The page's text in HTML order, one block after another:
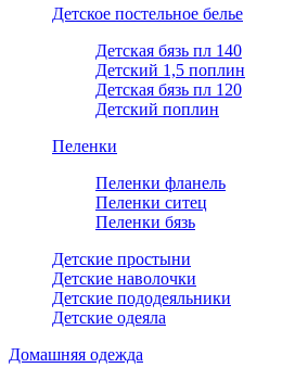
Детское постельное белье
Детская бязь пл 140
Детский 1,5 поплин
Детская бязь пл 120
Детский поплин
Пеленки
Пеленки фланель
Пеленки ситец
Пеленки бязь
Детские простыни
Детские наволочки
Детские пододеяльники
Детские одеяла
Домашняя одежда